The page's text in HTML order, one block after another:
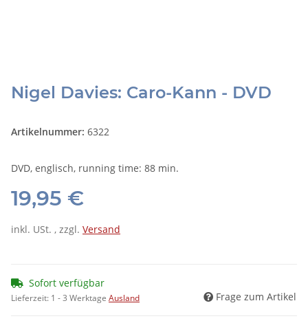
Nigel Davies: Caro-Kann - DVD
Artikelnummer: 6322
DVD, englisch, running time: 88 min.
19,95 €
inkl. USt. , zzgl. Versand
Sofort verfügbar
Lieferzeit: 1 - 3 Werktage Ausland Frage zum Artikel